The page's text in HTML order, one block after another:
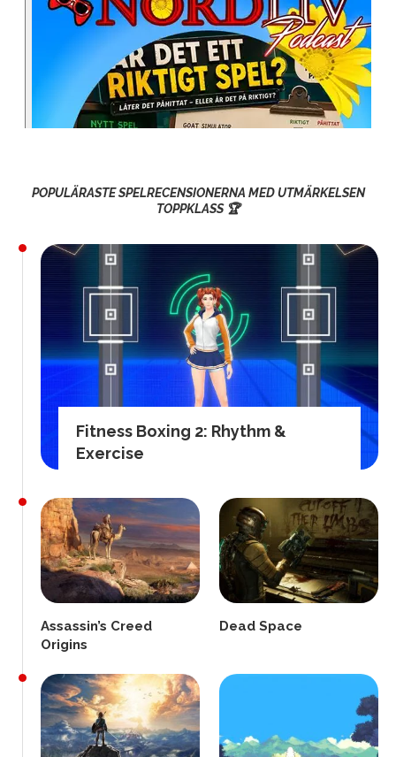
POPULÄRASTE SPELRECENSIONERNA MED UTMÄRKELSEN
TOPPKLASS 🏆
Fitness Boxing 2: Rhythm &
Exercise
Assassin’s Creed
Origins
Dead Space